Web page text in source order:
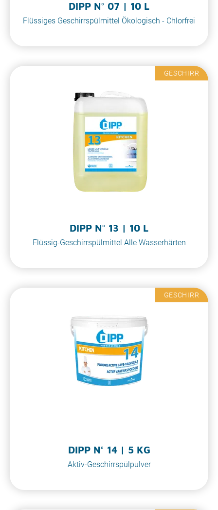
DIPP N° 07 | 10 L
Flüssiges Geschirrspülmittel Ökologisch - Chlorfrei
GESCHIRR
DIPP N° 13 | 10 L
Flüssig-Geschirrspülmittel Alle Wasserhärten
GESCHIRR
DIPP N° 14 | 5 KG
Aktiv-Geschirrspülpulver